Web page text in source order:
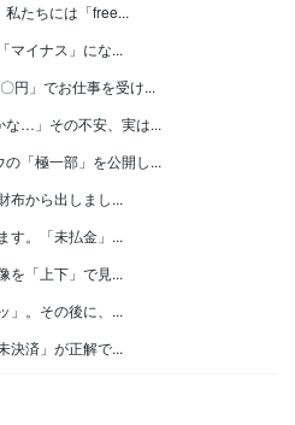
私たちには「free...
マイナス」にな...
円」でお仕事を受け...
な…」その不安、実は...
の「極一部」を公開し...
布から出しまし...
す。「未払金」...
を「上下」で見...
」。その後に、...
決済」が正解で...